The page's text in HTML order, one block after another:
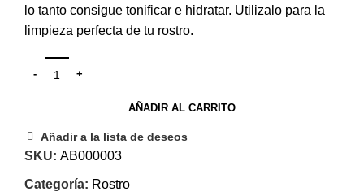
lo tanto consigue tonificar e hidratar. Utilizalo para la
limpieza perfecta de tu rostro.
AÑADIR AL CARRITO
Añadir a la lista de deseos
SKU: AB000003
Categoría: Rostro